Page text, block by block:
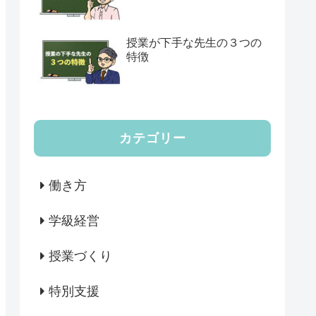
授業が下手な先生の３つの
特徴
カテゴリー
働き方
学級経営
授業づくり
特別支援